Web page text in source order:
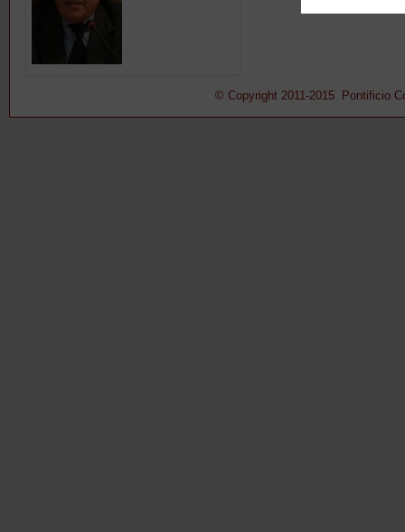
© Copyright 2011-2015 Pontificio